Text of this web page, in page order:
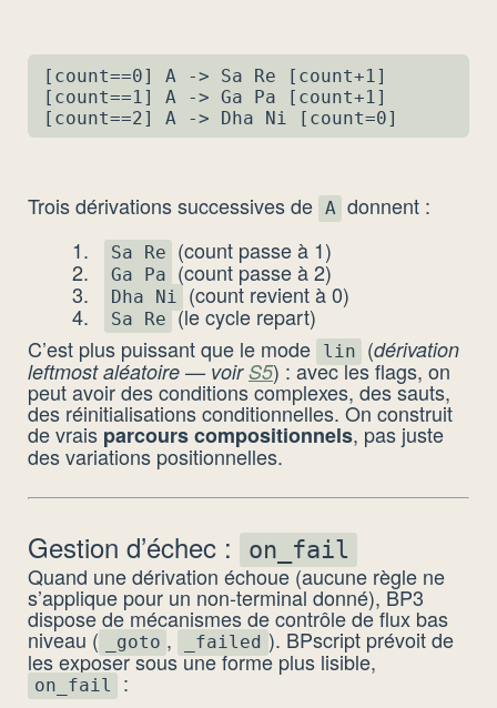
[count==0] A -> Sa Re [count+1]
[count==1] A -> Ga Pa [count+1]
[count==2] A -> Dha Ni [count=0]       //
Trois dérivations successives de A donnent :
Sa Re (count passe à 1)
Ga Pa (count passe à 2)
Dha Ni (count revient à 0)
Sa Re (le cycle repart)
C’est plus puissant que le mode
lin (dérivation
leftmost aléatoire — voirS5) : avec les flags, on
peut avoir des conditions complexes, des sauts,
des réinitialisations conditionnelles. On construit
de vrais parcours compositionnels, pas juste
des variations positionnelles.
Gestion d’échec : on_fail
Quand une dérivation échoue (aucune règle ne
s’applique pour un non-terminal donné), BP3
dispose de mécanismes de contrôle de flux bas
niveau ( _goto , _failed ). BPscript prévoit de
les exposer sous une forme plus lisible,
on_fail :